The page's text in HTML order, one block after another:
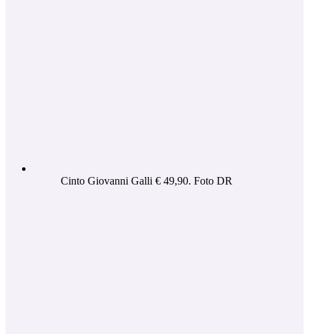
Cinto Giovanni Galli € 49,90. Foto DR